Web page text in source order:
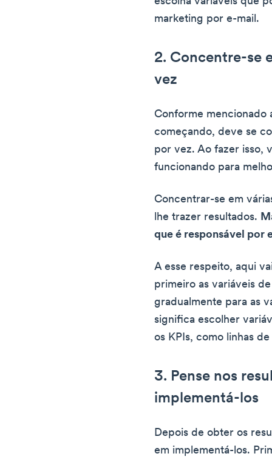
marketing por e-mail.
2. Concentre-se
vez
Conforme mencionado
começando, deve se
por vez. Ao fazer isso,
funcionando para
Concentrar-se em
lhe trazer resultados.
que é responsável por
A esse respeito, aqui
primeiro as variáveis
gradualmente para as
significa escolher
os KPIs, como linhas
3. Pense nos
implementá-los
Depois de obter os
em implementá-los.